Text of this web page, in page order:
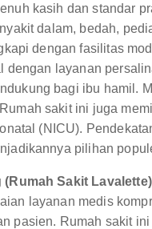
kasih dan standar
dalam, bedah,
dengan fasilitas
dengan layanan
bagi ibu hamil.
sakit ini juga
(NICU).
pilihan
(Rumah Sakit
layanan medis
pasien. Rumah sakit